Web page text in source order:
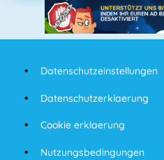
Datenschutzeinstellungen
Datenschutzerklaerung
Cookie erklaerung
Nutzungsbedingungen